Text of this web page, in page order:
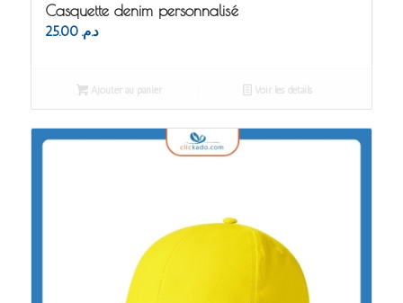
Casquette denim personnalisé
د.م. 25.00
Ajouter au panier Voir les détails